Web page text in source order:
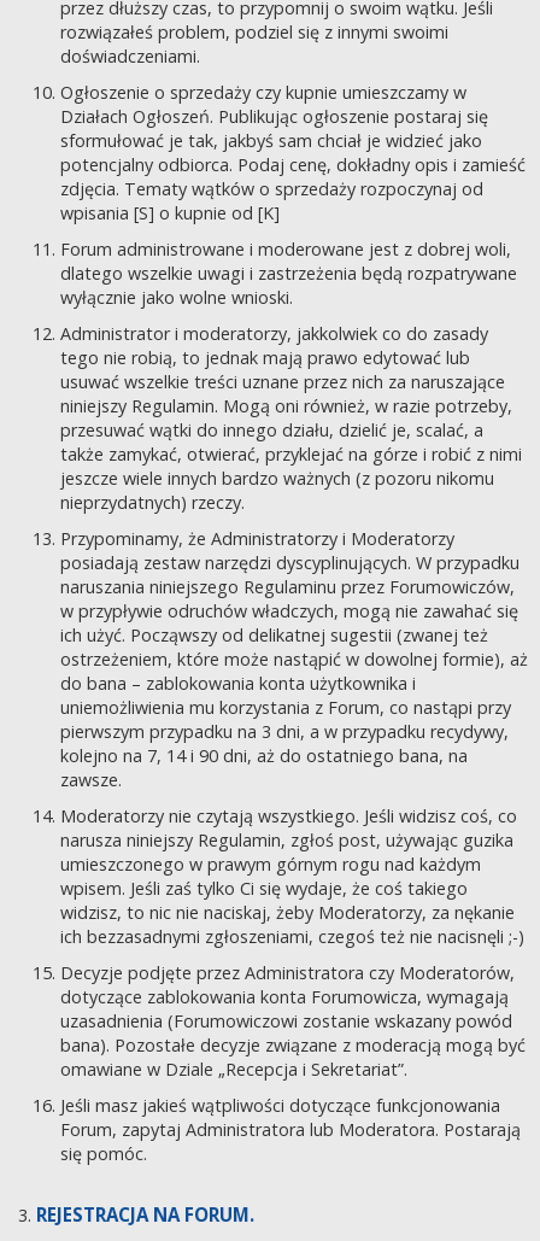
przez dłuższy czas, to przypomnij o swoim wątku. Jeśli
rozwiązałeś problem, podziel się z innymi swoimi
doświadczeniami.
Ogłoszenie o sprzedaży czy kupnie umieszczamy w
Działach Ogłoszeń. Publikując ogłoszenie postaraj się
sformułować je tak, jakbyś sam chciał je widzieć jako
potencjalny odbiorca. Podaj cenę, dokładny opis i zamieść
zdjęcia. Tematy wątków o sprzedaży rozpoczynaj od
wpisania [S] o kupnie od [K]
Forum administrowane i moderowane jest z dobrej woli,
dlatego wszelkie uwagi i zastrzeżenia będą rozpatrywane
wyłącznie jako wolne wnioski.
Administrator i moderatorzy, jakkolwiek co do zasady
tego nie robią, to jednak mają prawo edytować lub
usuwać wszelkie treści uznane przez nich za naruszające
niniejszy Regulamin. Mogą oni również, w razie potrzeby,
przesuwać wątki do innego działu, dzielić je, scalać, a
także zamykać, otwierać, przyklejać na górze i robić z nimi
jeszcze wiele innych bardzo ważnych (z pozoru nikomu
nieprzydatnych) rzeczy.
Przypominamy, że Administratorzy i Moderatorzy
posiadają zestaw narzędzi dyscyplinujących. W przypadku
naruszania niniejszego Regulaminu przez Forumowiczów,
w przypływie odruchów władczych, mogą nie zawahać się
ich użyć. Począwszy od delikatnej sugestii (zwanej też
ostrzeżeniem, które może nastąpić w dowolnej formie), aż
do bana – zablokowania konta użytkownika i
uniemożliwienia mu korzystania z Forum, co nastąpi przy
pierwszym przypadku na 3 dni, a w przypadku recydywy,
kolejno na 7, 14 i 90 dni, aż do ostatniego bana, na
zawsze.
Moderatorzy nie czytają wszystkiego. Jeśli widzisz coś, co
narusza niniejszy Regulamin, zgłoś post, używając guzika
umieszczonego w prawym górnym rogu nad każdym
wpisem. Jeśli zaś tylko Ci się wydaje, że coś takiego
widzisz, to nic nie naciskaj, żeby Moderatorzy, za nękanie
ich bezzasadnymi zgłoszeniami, czegoś też nie nacisnęli ;-)
Decyzje podjęte przez Administratora czy Moderatorów,
dotyczące zablokowania konta Forumowicza, wymagają
uzasadnienia (Forumowiczowi zostanie wskazany powód
bana). Pozostałe decyzje związane z moderacją mogą być
omawiane w Dziale „Recepcja i Sekretariat”.
Jeśli masz jakieś wątpliwości dotyczące funkcjonowania
Forum, zapytaj Administratora lub Moderatora. Postarają
się pomóc.
REJESTRACJA NA FORUM.